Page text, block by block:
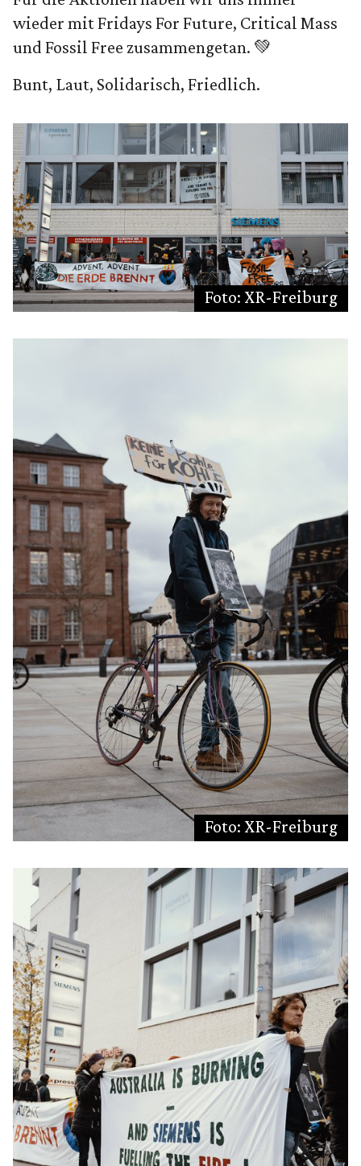
wieder mit Fridays For Future, Critical Mass
und Fossil Free zusammengetan. 💚
Bunt, Laut, Solidarisch, Friedlich.
Foto: XR-Freiburg
Foto: XR-Freiburg